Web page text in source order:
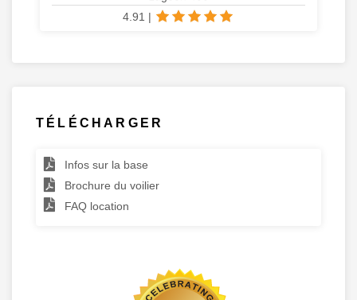
4.91 |
TÉLÉCHARGER
Infos sur la base
Brochure du voilier
FAQ location